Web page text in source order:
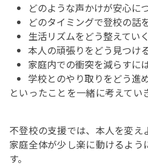
どのような声かけが安心に
どのタイミングで登校の話
生活リズムをどう整えてい
本人の頑張りをどう見つけ
家庭内での衝突を減らすに
学校とのやり取りをどう進
といったことを一緒に考えてい
不登校の支援では、本人を変え
家庭全体が少し楽に動けるよう
す。